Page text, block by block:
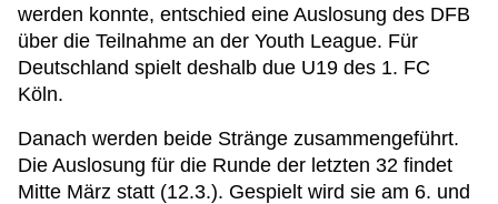
werden konnte, entschied eine Auslosung des DFB
über die Teilnahme an der Youth League. Für
Deutschland spielt deshalb due U19 des 1. FC
Köln.
Danach werden beide Stränge zusammengeführt.
Die Auslosung für die Runde der letzten 32 findet
Mitte März statt (12.3.). Gespielt wird sie am 6. und